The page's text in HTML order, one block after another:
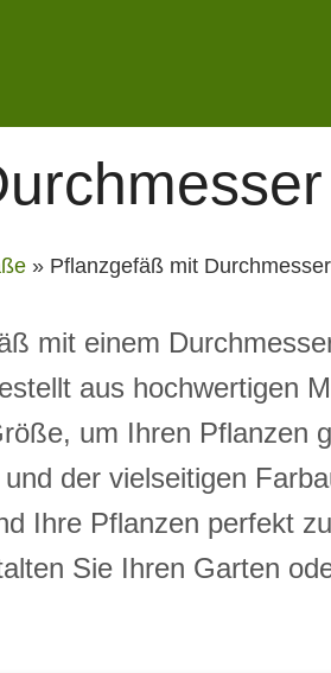
» Pflanzgefäß mit
mit einem
aus hochwertigen
um Ihren Pflanzen
der vielseitigen
Ihre Pflanzen perfekt
Sie Ihren Garten